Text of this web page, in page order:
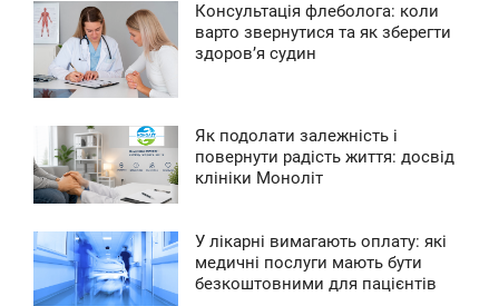
Консультація флеболога: коли
варто звернутися та як зберегти
здоров’я судин
Як подолати залежність і
повернути радість життя: досвід
клініки Моноліт
У лікарні вимагають оплату: які
медичні послуги мають бути
безкоштовними для пацієнтів